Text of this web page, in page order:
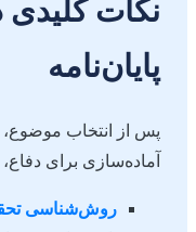
نکات کلیدی
پایان‌نامه
پس از انتخاب
آماده‌سازی برای
روش‌شناسی